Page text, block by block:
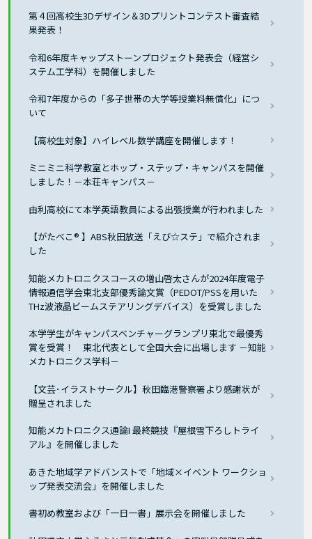
第４回高校生3Dデザイン＆3Dプリントコンテスト審査結
果発表！
令和6年度キャップストーンプロジェクト発表会（経営シ
ステム工学科）を開催しました
令和7年度からの「多子世帯の大学等授業料無償化」につ
いて
【高校生対象】ハイレベル数学講座を開催します！
ミニミニ科学教室とホップ・ステップ・キャンパスを開催
しました！－本荘キャンパス－
由利高校にて本学英語教員による出張授業が行われました
【がたべこ® 】ABS秋田放送「えび☆ステ」で紹介されま
した
知能メカトロニクスコースの増山啓太さんが2024年度電子
情報通信学会東北支部優秀論文賞（PEDOT/PSSを用いた
THz波液晶ビームステアリングデバイス）を受賞しました
本学学生がキャンパスベンチャーグランプリ東北で最優秀
賞を受賞！ 東北代表として全国大会に出場します －知能
メカトロニクス学科－
【文芸･イラストサークル】秋田臨港警察署より感謝状が
贈呈されました
知能メカトロニクス通論I 最終競技『屋根雪下ろしトライ
アル』を開催しました
あきた地域学アドバンストで「地域×イベント ワークショ
ップ発表交流会」を開催しました
書初め教室および「一日一書」展示会を開催しました